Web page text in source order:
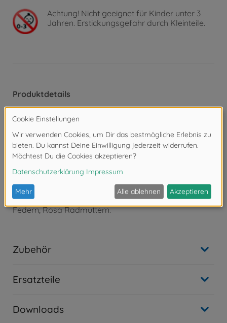
Achtung! Nicht geeignet für Kinder unter 3
Jahren. Erstickungsgefahr durch Kleinteile.
Produktdetails
- Limitierte Sonderversion des TAMIYA Hornet –
veredelt
vom japanischen Designer Jun Watanabe
- Länge: 400mm, Breite: 230mm, Höhe: 150mm
- Kegeldifferenzial
- Starachse hinten, Einzelradaufhängung vorne
Pink&#02;Farben Reifen, schwarze Felgen, lila
Chassis, weiße
Federn, Rosa Radmuttern.
Zubehör
Ersatzteile
Downloads